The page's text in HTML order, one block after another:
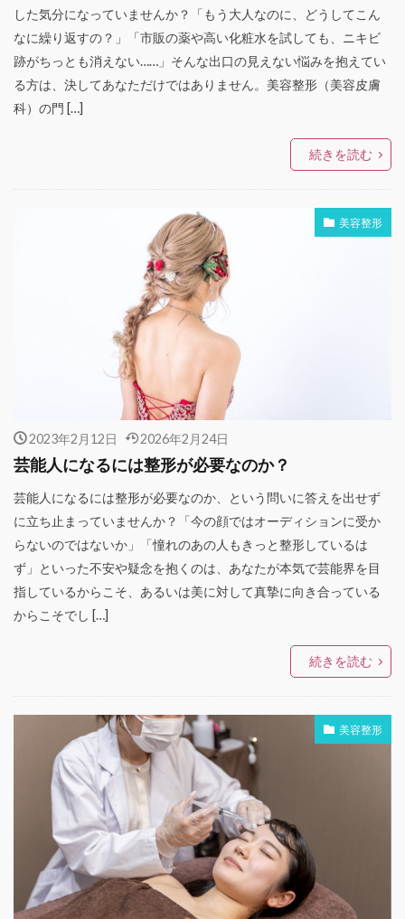
した気分になっていませんか？「もう大人なのに、どうしてこん
なに繰り返すの？」「市販の薬や高い化粧水を試しても、ニキビ
跡がちっとも消えない……」そんな出口の見えない悩みを抱えてい
る方は、決してあなただけではありません。美容整形（美容皮膚
科）の門 […]
続きを読む
美容整形
2023年2月12日 2026年2月24日
芸能人になるには整形が必要なのか？
芸能人になるには整形が必要なのか、という問いに答えを出せず
に立ち止まっていませんか？「今の顔ではオーディションに受か
らないのではないか」「憧れのあの人もきっと整形しているは
ず」といった不安や疑念を抱くのは、あなたが本気で芸能界を目
指しているからこそ、あるいは美に対して真摯に向き合っている
からこそでし […]
続きを読む
美容整形